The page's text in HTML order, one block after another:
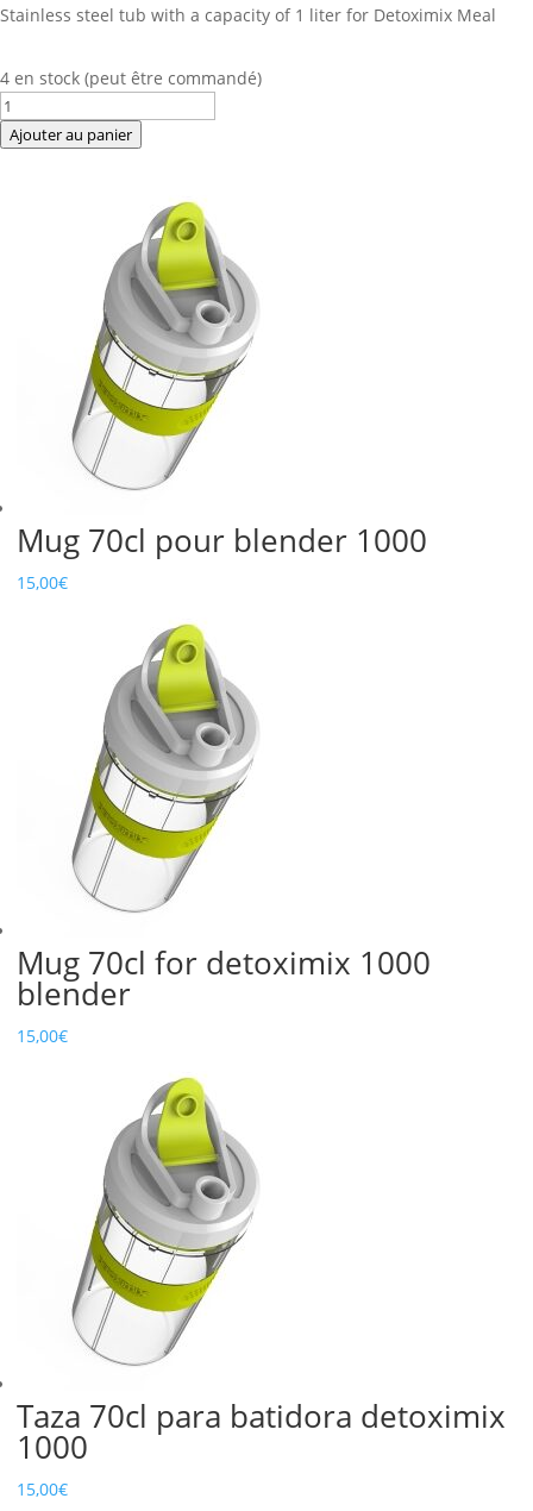
Stainless steel tub with a capacity of 1 liter for Detoximix Meal
4 en stock (peut être commandé)
quantité
deAjouter au panier
Mug 70cl pour blender 1000
15,00€
Mug 70cl for detoximix 1000
blender
15,00€
Taza 70cl para batidora detoximix
1000
15,00€